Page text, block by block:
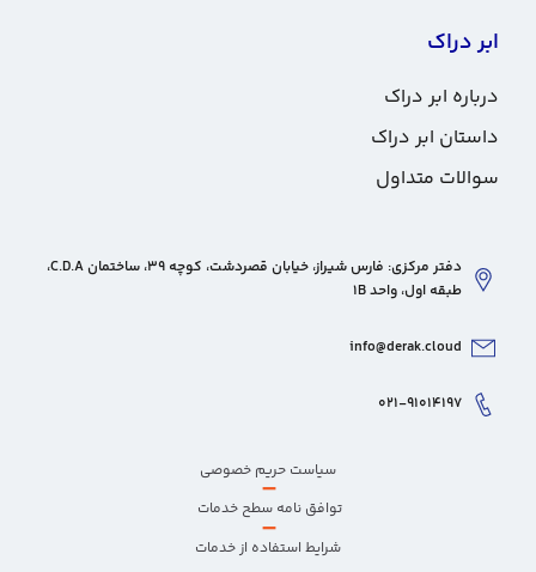
ابر دراک
درباره ابر دراک
داستان ابر دراک
سوالات متداول
دفتر مرکزی: فارس شیراز، خیابان قصردشت، کوچه 39، ساختمان C.D.A،
طبقه اول، واحد 1B
info@derak.cloud
۰۲۱-۹۱۰۱۴۱۹۷
سیاست حریم خصوصی
–
توافق نامه سطح خدمات
–
شرایط استفاده از خدمات